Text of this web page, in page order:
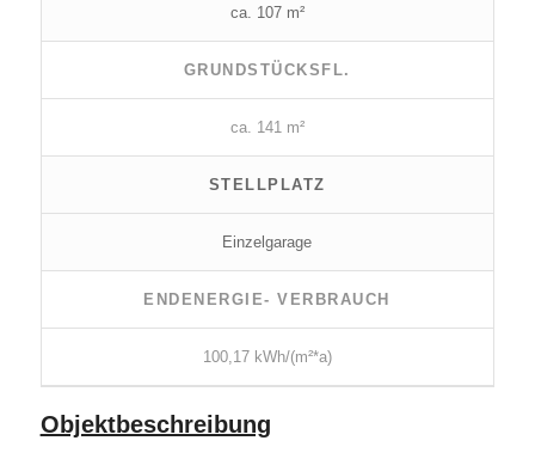
ca. 107 m²
GRUNDSTÜCKSFL.
ca. 141 m²
STELLPLATZ
Einzelgarage
ENDENERGIE- VERBRAUCH
100,17 kWh/(m²*a)
Objektbeschreibung